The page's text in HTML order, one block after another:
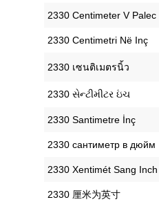
‎2330 Centimeter V Palec
‎2330 Centimetri Në Inç
‎2330 เซนติเมตรนิ้ว
‎2330 સેન્ટીમીટર ઇંચ
‎2330 Santimetre İnç
‎2330 сантиметр в дюйм
‎2330 Xentimét Sang Inch
‎2330 厘米为英寸